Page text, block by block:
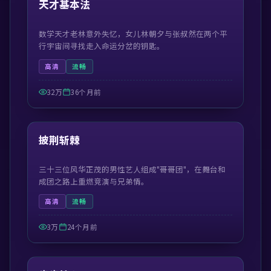
天才基本法
数学天才老林意外失忆，女儿林朝夕与张叔然在两个平
行宇宙间寻找走入命运分岔的钥匙。
高清 流畅
32万 36个月前
精选
41:21
披荆斩棘
三十三位风华正茂的男性艺人组成"哥哥团"，在舞台和
成团之路上重燃竞演与兄弟情。
高清 流畅
3万 24个月前
54:57